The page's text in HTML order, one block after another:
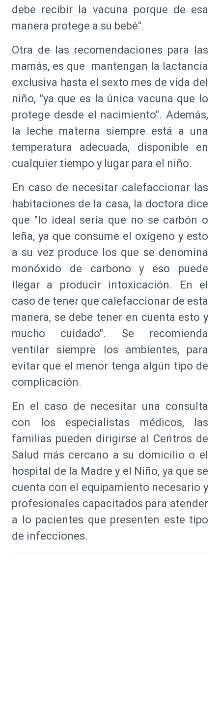
debe recibir la vacuna porque de esa
manera protege a su bebé".
Otra de las recomendaciones para las
mamás, es que mantengan la lactancia
exclusiva hasta el sexto mes de vida del
niño, "ya que es la única vacuna que lo
protege desde el nacimiento". Además,
la leche materna siempre está a una
temperatura adecuada, disponible en
cualquier tiempo y lugar para el niño.
En caso de necesitar calefaccionar las
habitaciones de la casa, la doctora dice
que "lo ideal sería que no se carbón o
leña, ya que consume el oxígeno y esto
a su vez produce los que se denomina
monóxido de carbono y eso puede
llegar a producir intoxicación. En el
caso de tener que calefaccionar de esta
manera, se debe tener en cuenta esto y
mucho cuidado". Se recomienda
ventilar siempre los ambientes, para
evitar que el menor tenga algún tipo de
complicación.
En el caso de necesitar una consulta
con los especialistas médicos, las
familias pueden dirigirse al Centros de
Salud más cercano a su domicilio o el
hospital de la Madre y el Niño, ya que se
cuenta con el equipamiento necesario y
profesionales capacitados para atender
a lo pacientes que presenten este tipo
de infecciones.